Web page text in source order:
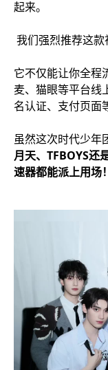
起来。
我们强烈推荐这款
它不仅能让你全程
麦、猫眼等平台线
名认证、支付页面
虽然这次时代少年
月天、TFBOYS还
速器都能派上用场！